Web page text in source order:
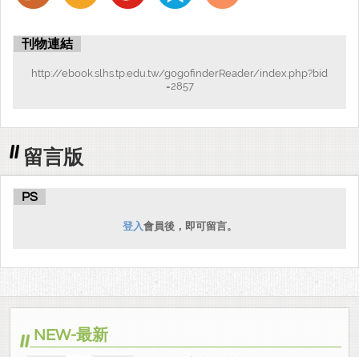
刊物連結
http://ebook.slhs.tp.edu.tw/gogofinderReader/index.php?bid
=2857
留言版
PS
登入會員後，即可留言。
NEW-最新